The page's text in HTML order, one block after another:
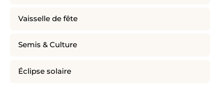
Vaisselle de fête
Semis & Culture
Éclipse solaire